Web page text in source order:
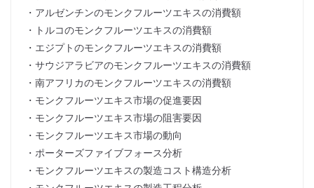
・アルゼンチンのモンクフルーツエキスの消費額
・トルコのモンクフルーツエキスの消費額
・エジプトのモンクフルーツエキスの消費額
・サウジアラビアのモンクフルーツエキスの消費額
・南アフリカのモンクフルーツエキスの消費額
・モンクフルーツエキス市場の促進要因
・モンクフルーツエキス市場の阻害要因
・モンクフルーツエキス市場の動向
・ポーターズファイブフォース分析
・モンクフルーツエキスの製造コスト構造分析